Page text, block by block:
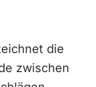
die
zwischen